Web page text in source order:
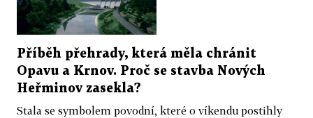
Příběh přehrady, která měla chránit
Opavu a Krnov. Proč se stavba Nových
Heřminov zasekla?
Stala se symbolem povodní, které o víkendu postihly